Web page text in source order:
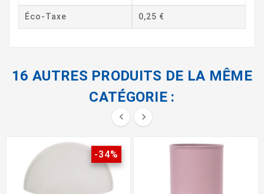
Éco-Taxe 0,25 €
16 AUTRES PRODUITS DE LA MÊME
CATÉGORIE :
 
-34%